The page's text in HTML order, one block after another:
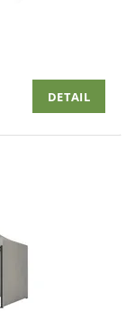
DETAIL